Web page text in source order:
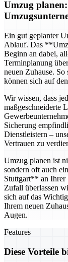
Umzug
Ein gut geplanter
Ablauf. Das
Beginn an dabei,
Terminplanung
neuen Zuhause.
können sich auf
Wir wissen, dass
maßgeschneiderte
Sicherung
Dienstleistern –
Vertrauen zu
Umzug planen ist
sondern oft auch
Stuttgart** an Ihrer
Zufall überlassen
sich auf das
Ihrem neuen
Augen.
Features
Diese Vorteile